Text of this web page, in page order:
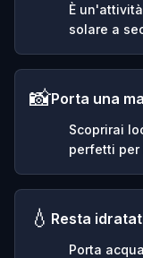
È
solare a
📸Porta una
Scoprirai
perfetti per
💧 Resta
Porta